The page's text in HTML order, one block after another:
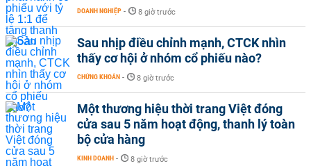
DOANH NGHIỆP - 8 giờ trước
Sau nhịp điều chỉnh mạnh, CTCK nhìn
thấy cơ hội ở nhóm cổ phiếu nào?
CHỨNG KHOÁN - 8 giờ trước
Một thương hiệu thời trang Việt đóng
cửa sau 5 năm hoạt động, thanh lý toàn
bộ cửa hàng
KINH DOANH - 8 giờ trước